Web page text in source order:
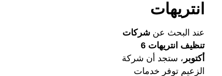
انتريهات
عند البحث عن شركات
تنظيف انتريهات 6
أكتوبر ، ستجد أن شركة
الزعيم توفر خدمات